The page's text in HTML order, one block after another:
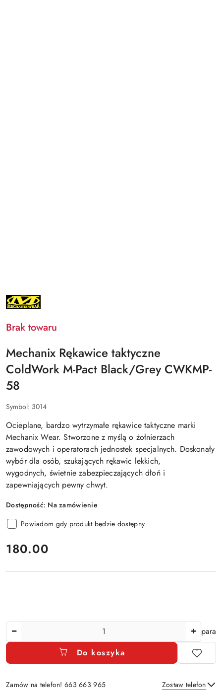
NAZWA
PRODUCENTA:
MECHANIX
Brak towaru
Mechanix Rękawice taktyczne
ColdWork M-Pact Black/Grey CWKMP-
58
Symbol: 3014
Ocieplane, bardzo wytrzymałe rękawice taktyczne marki
Mechanix Wear. Stworzone z myślą o żołnierzach
zawodowych i operatorach jednostek specjalnych. Doskonały
wybór dla osób, szukających rękawic lekkich,
wygodnych, świetnie zabezpieczających dłoń i
zapewniających pewny chwyt.
Dostępność: Na zamówienie
Powiadom gdy produkt będzie dostępny
cena:
180.00
para
Do koszyka
Zamów na telefon! 663 663 965 Zostaw telefon